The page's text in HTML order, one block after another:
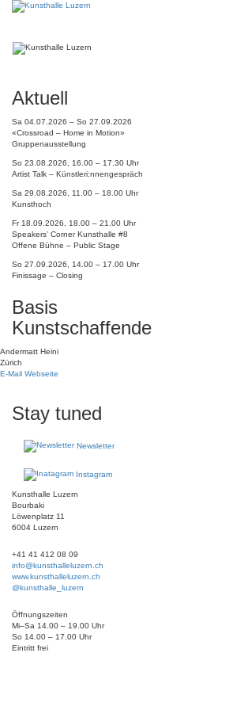
Aktuell
Sa 04.07.2026 – So 27.09.2026
«Crossroad – Home in Motion»
Gruppenausstellung
So 23.08.2026, 16.00 – 17.30 Uhr
Artist Talk – Künstleri:nnengespräch
Sa 29.08.2026, 11.00 – 18.00 Uhr
Kunsthoch
Fr 18.09.2026, 18.00 – 21.00 Uhr
Speakers’ Corner Kunsthalle #8
Offene Bühne – Public Stage
So 27.09.2026, 14.00 – 17.00 Uhr
Finissage – Closing
Basis
Kunstschaffende
Andermatt Heini
Zürich
E-Mail Webseite
Stay tuned
Newsletter
Instagram
Kunsthalle Luzern
Bourbaki
Löwenplatz 11
6004 Luzern
+41 41 412 08 09
info@kunsthalleluzern.ch
www.kunsthalleluzern.ch
@kunsthalle_luzern
Öffnungszeiten
Mi–Sa 14.00 – 19.00 Uhr
So 14.00 – 17.00 Uhr
Eintritt frei